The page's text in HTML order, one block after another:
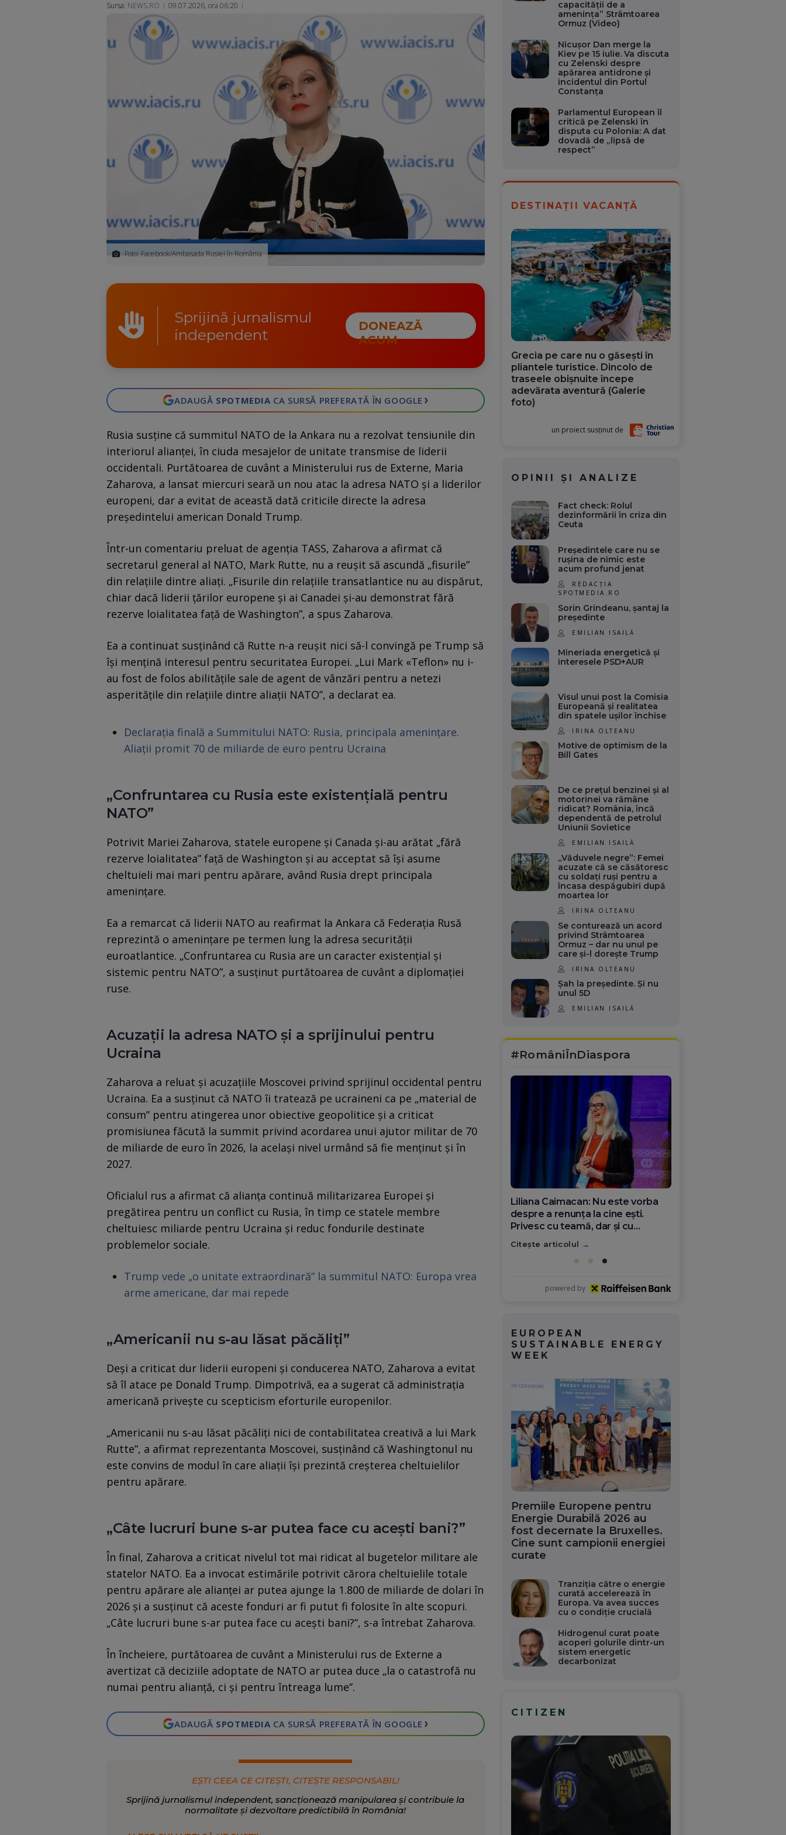
Sursa: NEWS.RO 09.07.2026, ora 06:20
Foto: Facebook/Ambasada Rusiei în România
Sprijină jurnalismul
independent
DONEAZĂ
ACUM
ADAUGĂ SPOTMEDIA CA SURSĂ PREFERATĂ ÎN GOOGLE ›
Rusia susține că summitul NATO de la Ankara nu a rezolvat tensiunile din
interiorul alianței, în ciuda mesajelor de unitate transmise de liderii
occidentali. Purtătoarea de cuvânt a Ministerului rus de Externe, Maria
Zaharova, a lansat miercuri seară un nou atac la adresa NATO și a liderilor
europeni, dar a evitat de această dată criticile directe la adresa
președintelui american Donald Trump.
Într-un comentariu preluat de agenția TASS, Zaharova a afirmat că
secretarul general al NATO, Mark Rutte, nu a reușit să ascundă „fisurile”
din relațiile dintre aliați. „Fisurile din relaţiile transatlantice nu au dispărut,
chiar dacă liderii ţărilor europene şi ai Canadei şi-au demonstrat fără
rezerve loialitatea faţă de Washington”, a spus Zaharova.
Ea a continuat susținând că Rutte n-a reușit nici să-l convingă pe Trump să
își mențină interesul pentru securitatea Europei. „Lui Mark «Teflon» nu i-
au fost de folos abilitățile sale de agent de vânzări pentru a netezi
asperitățile din relațiile dintre aliații NATO”, a declarat ea.
Declarația finală a Summitului NATO: Rusia, principala amenințare.
Aliații promit 70 de miliarde de euro pentru Ucraina
„Confruntarea cu Rusia este existențială pentru
NATO”
Potrivit Mariei Zaharova, statele europene și Canada și-au arătat „fără
rezerve loialitatea” față de Washington și au acceptat să își asume
cheltuieli mai mari pentru apărare, având Rusia drept principala
amenințare.
Ea a remarcat că liderii NATO au reafirmat la Ankara că Federația Rusă
reprezintă o amenințare pe termen lung la adresa securității
euroatlantice. „Confruntarea cu Rusia are un caracter existențial și
sistemic pentru NATO”, a susținut purtătoarea de cuvânt a diplomației
ruse.
Acuzații la adresa NATO și a sprijinului pentru
Ucraina
Zaharova a reluat și acuzațiile Moscovei privind sprijinul occidental pentru
Ucraina. Ea a susținut că NATO îi tratează pe ucraineni ca pe „material de
consum” pentru atingerea unor obiective geopolitice și a criticat
promisiunea făcută la summit privind acordarea unui ajutor militar de 70
de miliarde de euro în 2026, la același nivel urmând să fie menținut și în
2027.
Oficialul rus a afirmat că alianța continuă militarizarea Europei și
pregătirea pentru un conflict cu Rusia, în timp ce statele membre
cheltuiesc miliarde pentru Ucraina și reduc fondurile destinate
problemelor sociale.
Trump vede „o unitate extraordinară” la summitul NATO: Europa vrea
arme americane, dar mai repede
„Americanii nu s-au lăsat păcăliți”
Deși a criticat dur liderii europeni și conducerea NATO, Zaharova a evitat
să îl atace pe Donald Trump. Dimpotrivă, ea a sugerat că administrația
americană privește cu scepticism eforturile europenilor.
„Americanii nu s-au lăsat păcăliți nici de contabilitatea creativă a lui Mark
Rutte”, a afirmat reprezentanta Moscovei, susținând că Washingtonul nu
este convins de modul în care aliații își prezintă creșterea cheltuielilor
pentru apărare.
„Câte lucruri bune s-ar putea face cu acești bani?”
În final, Zaharova a criticat nivelul tot mai ridicat al bugetelor militare ale
statelor NATO. Ea a invocat estimările potrivit cărora cheltuielile totale
pentru apărare ale alianței ar putea ajunge la 1.800 de miliarde de dolari în
2026 și a susținut că aceste fonduri ar fi putut fi folosite în alte scopuri.
„Câte lucruri bune s-ar putea face cu aceşti bani?”, s-a întrebat Zaharova.
În încheiere, purtătoarea de cuvânt a Ministerului rus de Externe a
avertizat că deciziile adoptate de NATO ar putea duce „la o catastrofă nu
numai pentru alianță, ci și pentru întreaga lume”.
ADAUGĂ SPOTMEDIA CA SURSĂ PREFERATĂ ÎN GOOGLE ›
EȘTI CEEA CE CITEȘTI, CITEȘTE RESPONSABIL!
Sprijină jurnalismul independent, sancționează manipularea și contribuie la
normalitate și dezvoltare predictibilă în România!
capacității de a
amenința” Strâmtoarea
Ormuz (Video)
Nicușor Dan merge la
Kiev pe 15 iulie. Va discuta
cu Zelenski despre
apărarea antidrone și
incidentul din Portul
Constanța
Parlamentul European îl
critică pe Zelenski în
disputa cu Polonia: A dat
dovadă de „lipsă de
respect”
DESTINAȚII VACANȚĂ
Grecia pe care nu o găsești în
pliantele turistice. Dincolo de
traseele obișnuite începe
adevărata aventură (Galerie
foto)
un proiect susținut de
OPINII ȘI ANALIZE
Fact check: Rolul
dezinformării în criza din
Ceuta
Președintele care nu se
rușina de nimic este
acum profund jenat
REDACȚIA
SPOTMEDIA.RO
Sorin Grindeanu, șantaj la
președinte
EMILIAN ISAILĂ
Mineriada energetică și
interesele PSD+AUR
Visul unui post la Comisia
Europeană și realitatea
din spatele ușilor închise
IRINA OLTEANU
Motive de optimism de la
Bill Gates
De ce prețul benzinei și al
motorinei va rămâne
ridicat? România, încă
dependentă de petrolul
Uniunii Sovietice
EMILIAN ISAILĂ
„Văduvele negre”: Femei
acuzate că se căsătoresc
cu soldați ruși pentru a
încasa despăgubiri după
moartea lor
IRINA OLTEANU
Se conturează un acord
privind Strâmtoarea
Ormuz – dar nu unul pe
care și-l dorește Trump
IRINA OLTEANU
Șah la președinte. Și nu
unul 5D
EMILIAN ISAILĂ
#RomâniÎnDiaspora
Diana Olar, românca de la Google
care demonstrează că diaspora
poate schimba România
Citește articolul
powered by
EUROPEAN
SUSTAINABLE ENERGY
WEEK
Premiile Europene pentru
Energie Durabilă 2026 au
fost decernate la Bruxelles.
Cine sunt campionii energiei
curate
Tranziția către o energie
curată accelerează în
Europa. Va avea succes
cu o condiție crucială
Hidrogenul curat poate
acoperi golurile dintr-un
sistem energetic
decarbonizat
CITIZEN